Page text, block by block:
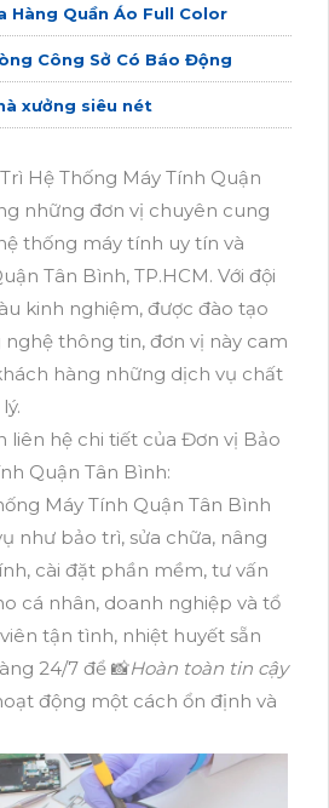
Hàng Quần Áo Full Color
Công Sở Có Báo Động
xưởng siêu nét
Hệ Thống Máy Tính Quận
những đơn vị chuyên cung
thống máy tính uy tín và
Tân Bình, TP.HCM. Với đội
kinh nghiệm, được đào tạo
thông tin, đơn vị này cam
hàng những dịch vụ chất
liên hệ chi tiết của Đơn vị Bảo
Quận Tân Bình:
Máy Tính Quận Tân Bình
như bảo trì, sửa chữa, nâng
cài đặt phần mềm, tư vấn
cá nhân, doanh nghiệp và tổ
tận tình, nhiệt huyết sẵn
24/7 để 📸Hoàn toàn tin cậy
động một cách ổn định và